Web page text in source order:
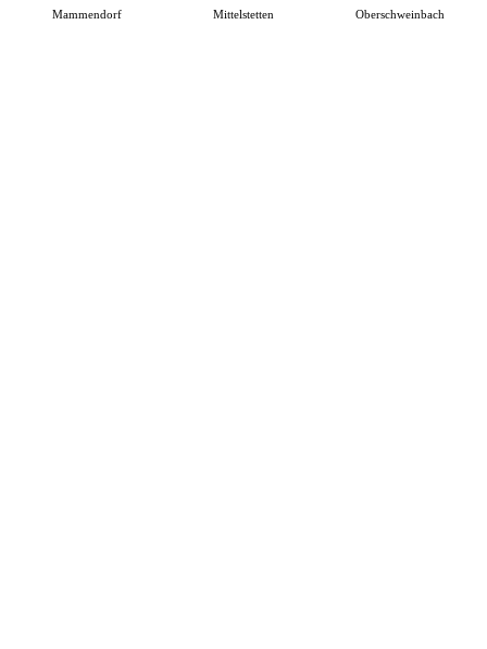
Mammendorf Mittelstetten Oberschweinbach